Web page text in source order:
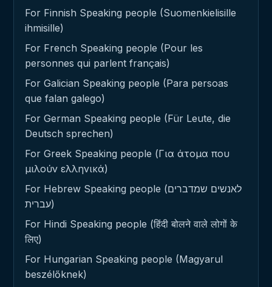
For Finnish Speaking people (Suomenkielisille
ihmisille)
For French Speaking people (Pour les
personnes qui parlent français)
For Galician Speaking people (Para persoas
que falan galego)
For German Speaking people (Für Leute, die
Deutsch sprechen)
For Greek Speaking people (Για άτομα που
μιλούν ελληνικά)
For Hebrew Speaking people (לאנשים שמדברים
עברית)
For Hindi Speaking people (हिंदी बोलने वाले लोगों के
लिए)
For Hungarian Speaking people (Magyarul
beszélőknek)